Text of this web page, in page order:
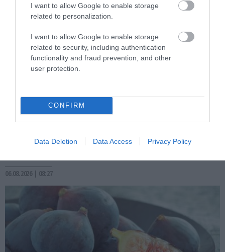
I want to allow Google to enable storage
related to personalization.
I want to allow Google to enable storage
related to security, including authentication
functionality and fraud prevention, and other
user protection.
CONFIRM
Data Deletion Data Access Privacy Policy
PRONEWS.GR /ΥΓΕΙΑ
Η νυχτερινή εργασία «αναστατώνει» τον
οργανισμό: Αυξάνει τον κίνδυνο
υπέρτασης και παχυσαρκίας
06.08.2026 | 08:27